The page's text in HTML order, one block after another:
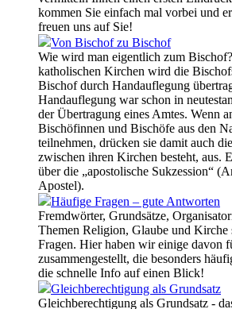
kommen Sie einfach mal vorbei und
freuen uns auf Sie!
Von Bischof zu Bischof
Wie wird man eigentlich zum
katholischen Kirchen wird die
Bischof durch Handauflegung
Handauflegung war schon in
der Übertragung eines Amtes. Wenn
Bischöfinnen und Bischöfe aus den
teilnehmen, drücken sie damit auch
zwischen ihren Kirchen besteht, aus.
über die „apostolische Sukzession“
Apostel).
Häufige Fragen – gute Antworten
Fremdwörter, Grundsätze,
Themen Religion, Glaube und Kirche
Fragen. Hier haben wir einige davon
zusammengestellt, die besonders
die schnelle Info auf einen Blick!
Gleichberechtigung als Grundsatz
Gleichberechtigung als Grundsatz -